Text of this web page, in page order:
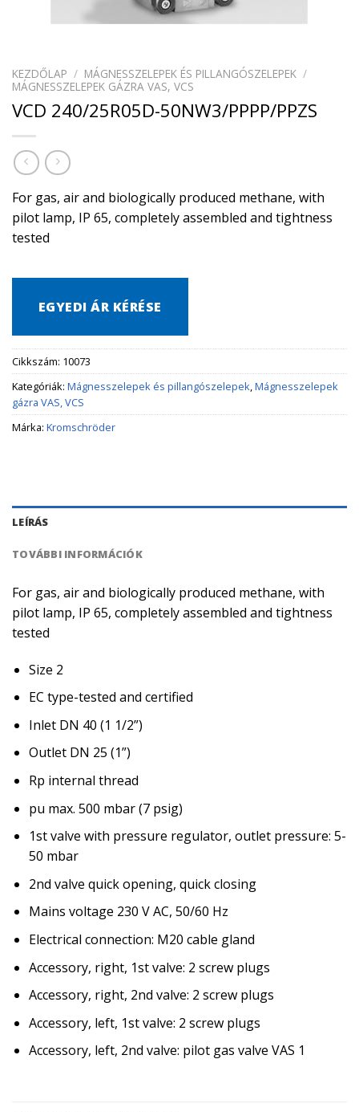
KEZDŐLAP / MÁGNESSZELEPEK ÉS PILLANGÓSZELEPEK /
MÁGNESSZELEPEK GÁZRA VAS, VCS
VCD 240/25R05D-50NW3/PPPP/PPZS
For gas, air and biologically produced methane, with
pilot lamp, IP 65, completely assembled and tightness
tested
EGYEDI ÁR KÉRÉSE
Cikkszám: 10073
Kategóriák: Mágnesszelepek és pillangószelepek,Mágnesszelepek
gázra VAS, VCS
Márka: Kromschröder
LEÍRÁS
TOVÁBBI INFORMÁCIÓK
For gas, air and biologically produced methane, with
pilot lamp, IP 65, completely assembled and tightness
tested
Size 2
EC type-tested and certified
Inlet DN 40 (1 1/2”)
Outlet DN 25 (1”)
Rp internal thread
pu max. 500 mbar (7 psig)
1st valve with pressure regulator, outlet pressure: 5-
50 mbar
2nd valve quick opening, quick closing
Mains voltage 230 V AC, 50/60 Hz
Electrical connection: M20 cable gland
Accessory, right, 1st valve: 2 screw plugs
Accessory, right, 2nd valve: 2 screw plugs
Accessory, left, 1st valve: 2 screw plugs
Accessory, left, 2nd valve: pilot gas valve VAS 1